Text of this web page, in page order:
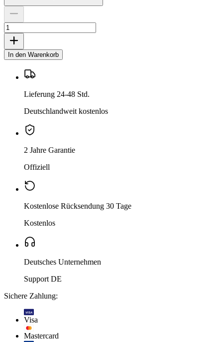
In den Warenkorb
Lieferung 24-48 Std.
Deutschlandweit kostenlos
2 Jahre Garantie
Offiziell
Kostenlose Rücksendung 30 Tage
Kostenlos
Deutsches Unternehmen
Support DE
Sichere Zahlung:
VISA
Visa
Mastercard